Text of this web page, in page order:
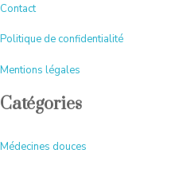
Contact
Politique de confidentialité
Mentions légales
Catégories
Médecines douces